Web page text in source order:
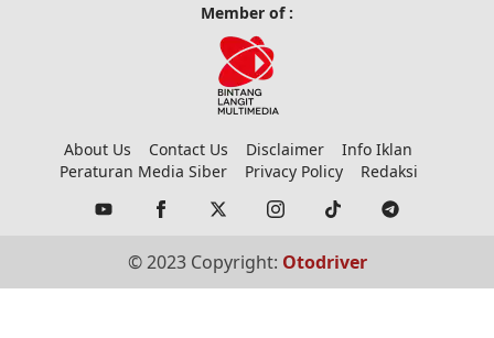
Member of :
About Us Contact Us Disclaimer
Info Iklan
Peraturan Media Siber
Privacy Policy Redaksi
© 2023 Copyright: Otodriver